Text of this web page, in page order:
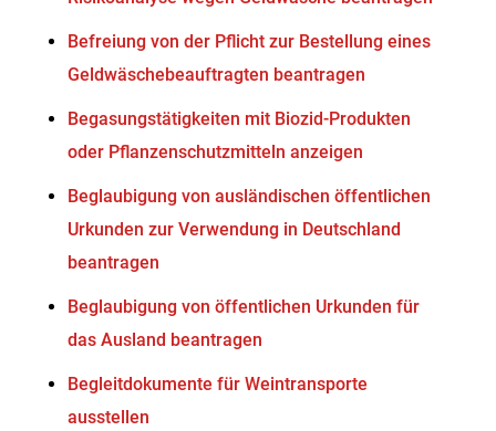
Befreiung von der Pflicht zur Bestellung eines
Geldwäschebeauftragten beantragen
Begasungstätigkeiten mit Biozid-Produkten
oder Pflanzenschutzmitteln anzeigen
Beglaubigung von ausländischen öffentlichen
Urkunden zur Verwendung in Deutschland
beantragen
Beglaubigung von öffentlichen Urkunden für
das Ausland beantragen
Begleitdokumente für Weintransporte
ausstellen